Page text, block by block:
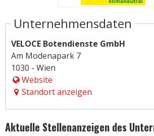
Unternehmensdaten
VELOCE Botendienste GmbH
Am Modenapark 7
1030 - Wien
Website
Standort anzeigen
Aktuelle Stellenanzeigen des